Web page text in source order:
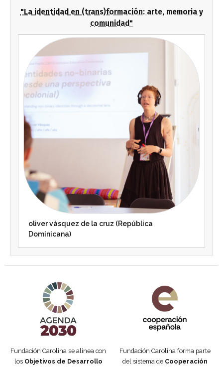
"La identidad en (trans)formación: arte, memoria y
comunidad"
oliver vásquez de la cruz (República
Dominicana)
Fundación Carolina se alinea con
los Objetivos de Desarrollo
Fundación Carolina forma parte
del sistema de Cooperación